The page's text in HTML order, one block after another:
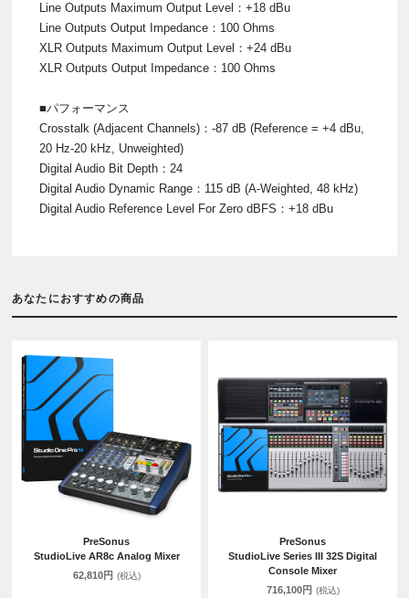
Line Outputs Maximum Output Level：+18 dBu
Line Outputs Output Impedance：100 Ohms
XLR Outputs Maximum Output Level：+24 dBu
XLR Outputs Output Impedance：100 Ohms
■パフォーマンス
Crosstalk (Adjacent Channels)：-87 dB (Reference = +4 dBu,
20 Hz-20 kHz, Unweighted)
Digital Audio Bit Depth：24
Digital Audio Dynamic Range：115 dB (A-Weighted, 48 kHz)
Digital Audio Reference Level For Zero dBFS：+18 dBu
あなたにおすすめの商品
PreSonus
StudioLive AR8c Analog Mixer
62,810円 (税込)
PreSonus
StudioLive Series III 32S Digital
Console Mixer
716,100円 (税込)